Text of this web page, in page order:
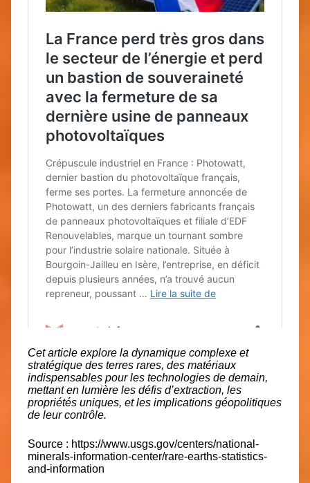
Cet article explore la dynamique complexe et
stratégique des terres rares, des matériaux
indispensables pour les technologies de demain,
mettant en lumière les défis d’extraction, les
propriétés uniques, et les implications géopolitiques
de leur contrôle.
Source : https://www.usgs.gov/centers/national-
minerals-information-center/rare-earths-statistics-
and-information